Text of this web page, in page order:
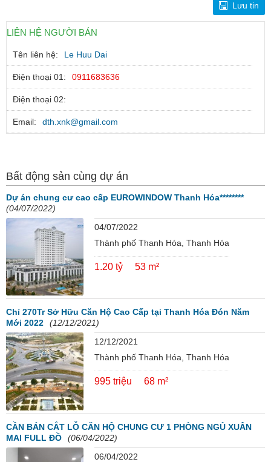
Lưu tin
LIÊN HỆ NGƯỜI BÁN
Tên liên hệ: Le Huu Dai
Điện thoại 01: 0911683636
Điện thoại 02:
Email: dth.xnk@gmail.com
Bất động sản cùng dự án
Dự án chung cư cao cấp EUROWINDOW Thanh Hóa********
(04/07/2022)
04/07/2022
Thành phố Thanh Hóa, Thanh Hóa
1.20 tỷ 53 m²
Chỉ 270Tr Sở Hữu Căn Hộ Cao Cấp tại Thanh Hóa Đón Năm
Mới 2022
(12/12/2021)
12/12/2021
Thành phố Thanh Hóa, Thanh Hóa
995 triệu 68 m²
CẦN BÁN CẮT LỖ CĂN HỘ CHUNG CƯ 1 PHÒNG NGỦ XUÂN
MAI FULL ĐỒ
(06/04/2022)
06/04/2022